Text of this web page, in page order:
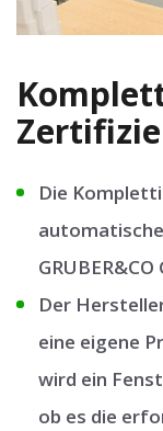
Die
GRUBER&CO
Der
eine eigene
wird ein
ob es die